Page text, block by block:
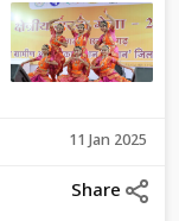
11 Jan 2025
Share